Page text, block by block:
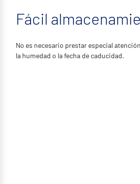
Fácil
No es necesario prestar especial
la humedad o la fecha de caducidad.